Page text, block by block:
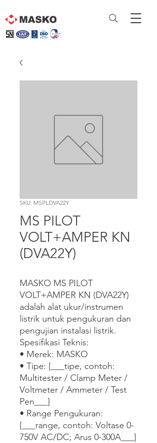
SKU: MSPLDVA22Y
MS PILOT
VOLT+AMPER KN
(DVA22Y)
MASKO MS PILOT
VOLT+AMPER KN (DVA22Y)
adalah alat ukur/instrumen
listrik untuk pengukuran dan
pengujian instalasi listrik.
Spesifikasi Teknis:
• Merek: MASKO
• Tipe: [___tipe, contoh:
Multitester / Clamp Meter /
Voltmeter / Ammeter / Test
Pen___]
• Range Pengukuran:
[___range, contoh: Voltase 0-
750V AC/DC; Arus 0-300A___]